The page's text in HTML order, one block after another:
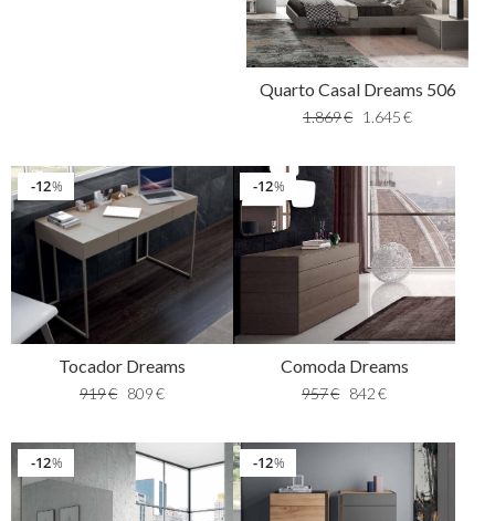
Quarto Casal Dreams 506
1.869€ 1.645€
%
12
Tocador Dreams
919€ 809€
%
12
Comoda Dreams
957€ 842€
%
12 %
12